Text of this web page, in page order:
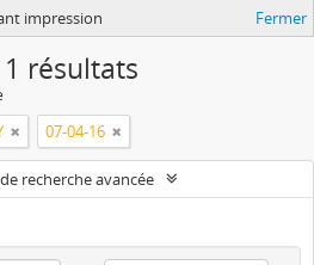
impression Fermer
résultats
07-04-16
recherche avancée